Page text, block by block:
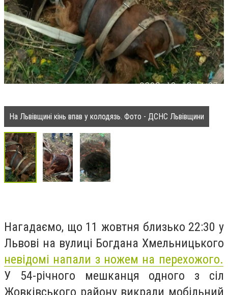
На Львівщині кінь впав у колодязь. Фото - ДСНС Львівщини
Нагадаємо, що 11 жовтня близько 22:30 у
Львові на вулиці Богдана Хмельницького
невідомі напали з ножем на перехожого.
У 54-річного мешканця одного з сіл
Жовківського району викрали мобільний